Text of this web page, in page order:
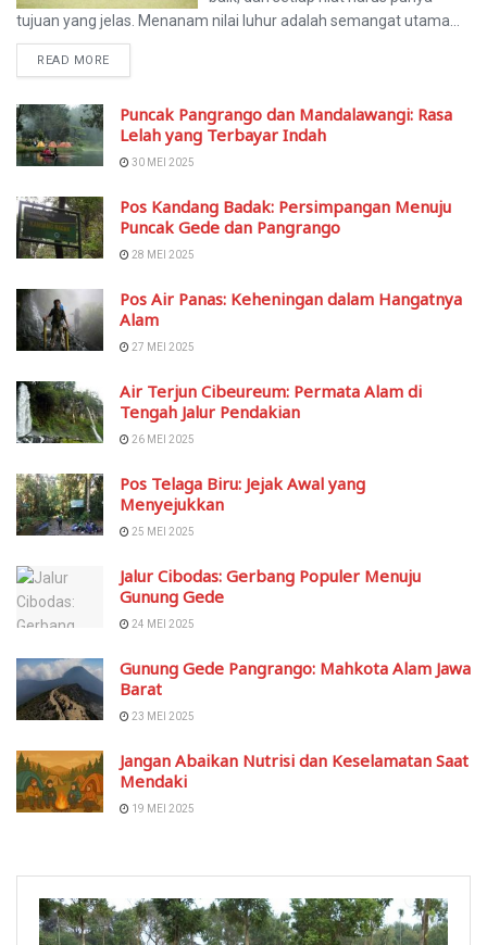
tujuan yang jelas. Menanam nilai luhur adalah semangat utama...
READ MORE
Puncak Pangrango dan Mandalawangi: Rasa
Lelah yang Terbayar Indah
30 MEI 2025
Pos Kandang Badak: Persimpangan Menuju
Puncak Gede dan Pangrango
28 MEI 2025
Pos Air Panas: Keheningan dalam Hangatnya
Alam
27 MEI 2025
Air Terjun Cibeureum: Permata Alam di
Tengah Jalur Pendakian
26 MEI 2025
Pos Telaga Biru: Jejak Awal yang
Menyejukkan
25 MEI 2025
Jalur Cibodas: Gerbang Populer Menuju
Gunung Gede
24 MEI 2025
Gunung Gede Pangrango: Mahkota Alam Jawa
Barat
23 MEI 2025
Jangan Abaikan Nutrisi dan Keselamatan Saat
Mendaki
19 MEI 2025